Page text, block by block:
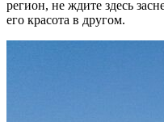
регион, не ждите здесь
его красота в другом.